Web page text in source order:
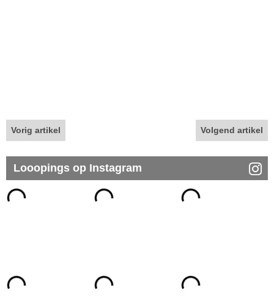
Vorig artikel Volgend artikel
Looopings op Instagram